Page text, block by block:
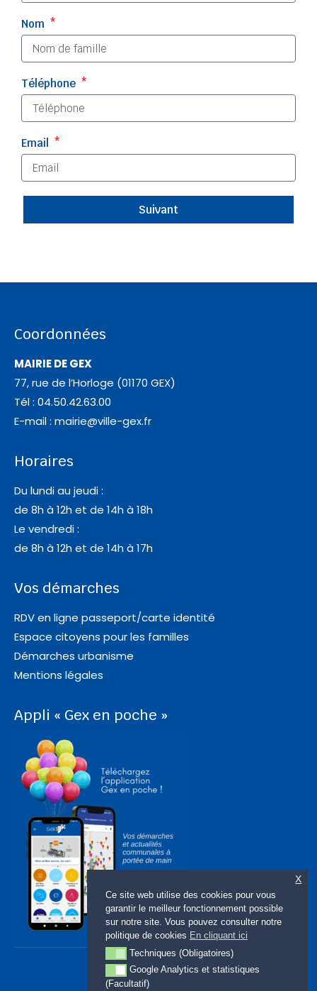
Nom
Téléphone
Email
Suivant
Coordonnées
MAIRIE DE GEX
77, rue de l’Horloge (01170 GEX)
Tél : 04.50.42.63.00
E-mail : mairie@ville-gex.fr
Horaires
Du lundi au jeudi :
de 8h à 12h et de 14h à 18h
Le vendredi :
de 8h à 12h et de 14h à 17h
Vos démarches
RDV en ligne passeport/carte identité
Espace citoyens pour les familles
Démarches urbanisme
Mentions légales
Appli « Gex en poche »
Ce site web utilise des cookies pour vous
garantir le meilleur fonctionnement possible
sur notre site. Vous pouvez consulter notre
politique de cookies En cliquant ici
Techniques (Obligatoires)
Techniques (Obligatoires)
Google Analytics et statistiques (Facultatif)
Google Analytics et statistiques
(Facultatif)
X